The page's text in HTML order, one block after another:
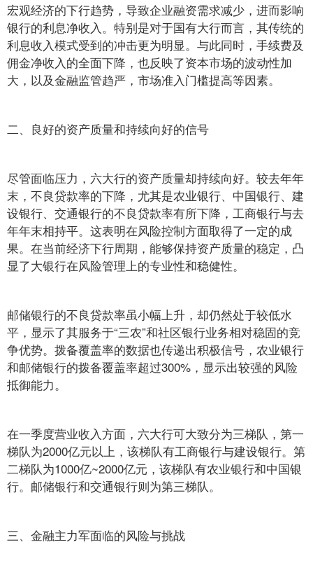
宏观经济的下行趋势，导致企业融资需求减少，进而影响
银行的利息净收入。特别是对于国有大行而言，其传统的
利息收入模式受到的冲击更为明显。与此同时，手续费及
佣金净收入的全面下降，也反映了资本市场的波动性加
大，以及金融监管趋严，市场准入门槛提高等因素。
二、良好的资产质量和持续向好的信号
尽管面临压力，六大行的资产质量却持续向好。 较去年年
末， 不良贷款率的下降，尤其是农业银行、中国银行、建
设银行、交通银行的不良贷款率有所下降， 工商银行与去
年年末相持平。 这表明在风险控制方面取得了一定的成
果。在当前经济下行周期，能够保持资产质量的稳定，凸
显了大银行在风险管理上的专业性和稳健性。
邮储银行的不良贷款率虽小幅上升，却仍然处于较低水
平，显示了其服务于“三农”和社区银行业务相对稳固的竞
争优势。拨备覆盖率的数据也传递出积极信号，农业银行
和邮储银行的拨备覆盖率超过300%，显示出较强的风险
抵御能力。
在一季度营业收入方面，六大行可大致分为三梯队，第一
梯队为2000亿元以上，该梯队有工商银行与建设银行。第
二梯队为1000亿~2000亿元，该梯队有农业银行和中国银
行。邮储银行和交通银行则为第三梯队。
三、金融主力军面临的风险与挑战